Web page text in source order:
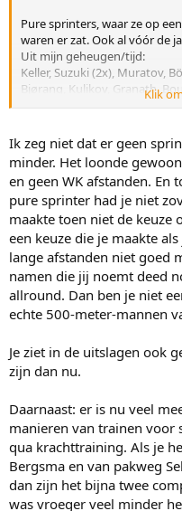
Pure sprinters, waar ze op
waren er zat. Ook al vóór de
Uit mijn geheugen/tijd:
Keller, Suzuki (2x), Muratov,
Bjørang, Kulikov, Granath,
ook een goede 1500m konden
Klik
Ik zeg niet dat er geen
minder. Het loonde
en geen WK afstanden. En
pure sprinter had je niet
maakte toen niet de keuze
een keuze die je maakte
lange afstanden niet goed
namen die jij noemt deed
allround. Dan ben je niet
echte 500-meter-mannen
Je ziet in de uitslagen ook
zijn dan nu.
Daarnaast: er is nu veel
manieren van trainen voor
qua krachttraining. Als je
Bergsma en van pakweg
dan zijn het bijna twee
was vroeger veel minder